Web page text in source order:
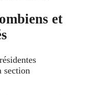
et
section